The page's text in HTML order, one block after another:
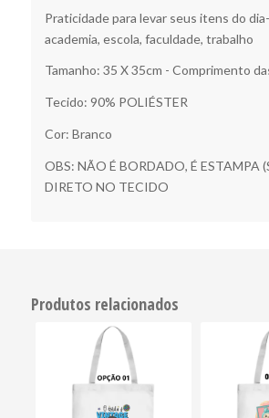
Praticidade para levar seus itens do
academia, escola, faculdade, trabalho
Tamanho: 35 X 35cm - Comprimento
Tecido: 90% POLIÉSTER
Cor: Branco
OBS: NÃO É BORDADO, É ESTAMPA
DIRETO NO TECIDO
Produtos relacionados